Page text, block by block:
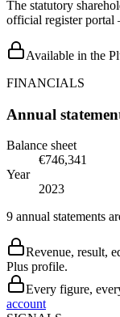
The statutory
official register
Available in the
FINANCIALS
Annual
Balance sheet
€746,341
Year
2023
9 annual statements
Revenue, result,
Plus profile.
Every figure,
account